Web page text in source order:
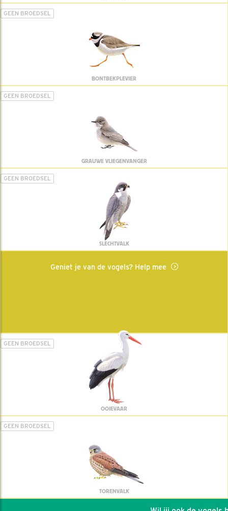
GEEN BROEDSEL
BONTBEKPLEVIER
GEEN BROEDSEL
GRAUWE VLIEGENVANGER
GEEN BROEDSEL
SLECHTVALK
Geniet je van de vogels? Help mee
GEEN BROEDSEL
OOIEVAAR
GEEN BROEDSEL
TORENVALK